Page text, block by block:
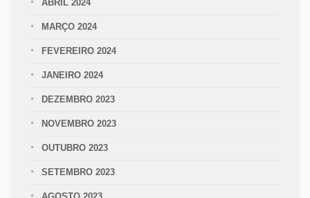
ABRIL 2024
MARÇO 2024
FEVEREIRO 2024
JANEIRO 2024
DEZEMBRO 2023
NOVEMBRO 2023
OUTUBRO 2023
SETEMBRO 2023